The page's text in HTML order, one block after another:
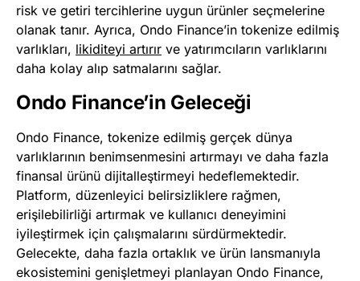
risk ve getiri tercihlerine uygun ürünler seçmelerine
olanak tanır. Ayrıca, Ondo Finance’in tokenize edilmiş
varlıkları, likiditeyi artırır ve yatırımcıların varlıklarını
daha kolay alıp satmalarını sağlar.
Ondo Finance’in Geleceği
Ondo Finance, tokenize edilmiş gerçek dünya
varlıklarının benimsenmesini artırmayı ve daha fazla
finansal ürünü dijitalleştirmeyi hedeflemektedir.
Platform, düzenleyici belirsizliklere rağmen,
erişilebilirliği artırmak ve kullanıcı deneyimini
iyileştirmek için çalışmalarını sürdürmektedir.
Gelecekte, daha fazla ortaklık ve ürün lansmanıyla
ekosistemini genişletmeyi planlayan Ondo Finance,